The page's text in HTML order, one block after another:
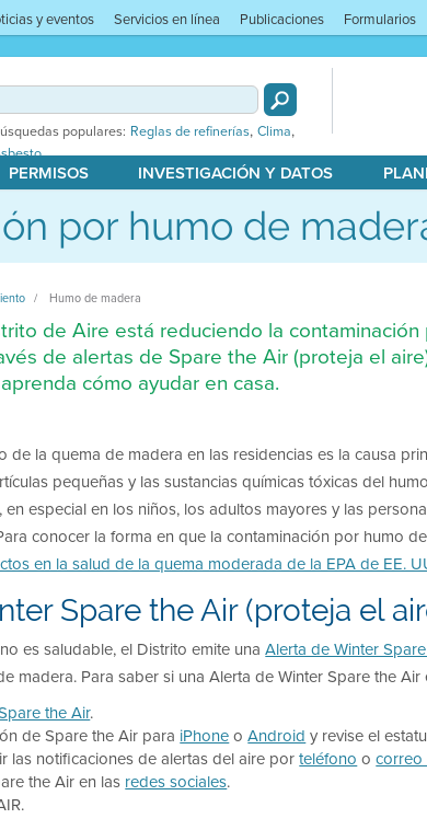
y eventos Servicios en línea Publicaciones Formularios
populares: Reglas de refinerías, Clima,
PERMISOS INVESTIGACIÓN Y DATOS
por humo de
Humo de madera
de Aire está reduciendo la
de alertas de Spare the Air (proteja el
cómo ayudar en casa.
de la quema de madera en las residencias es la causa
pequeñas y las sustancias químicas tóxicas del
especial en los niños, los adultos mayores y las
conocer la forma en que la contaminación por humo
en la salud de la quema moderada de la EPA de EE.
Spare the Air (proteja el
es saludable, el Distrito emite unaAlerta de Winter
madera. Para saber si una Alerta de Winter Spare the Air
the Air.
de Spare the Air para iPhoneoAndroid y revise el
las notificaciones de alertas del aire porteléfono ocorreo
the Air en las redes sociales.